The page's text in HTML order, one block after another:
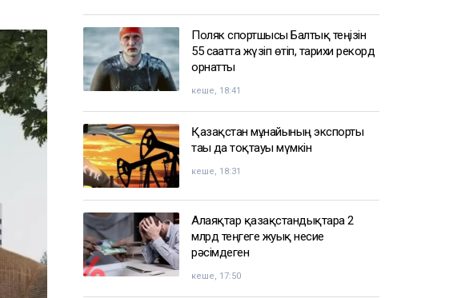
Поляк спортшысы Балтық теңізін
55 сағатта жүзіп өтіп, тарихи рекорд
орнатты
кеше, 18:41
Қазақстан мұнайының экспорты
тағы да тоқтауы мүмкін
кеше, 18:31
Алаяқтар қазақстандықтарға 2
млрд теңгеге жуық несие
рәсімдеген
кеше, 17:50